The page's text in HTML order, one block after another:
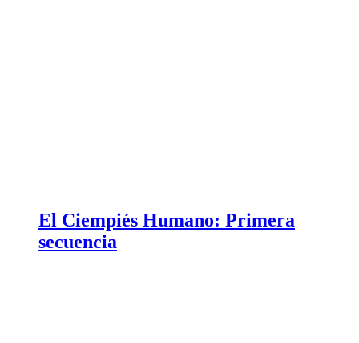
El Ciempiés Humano: Primera
secuencia